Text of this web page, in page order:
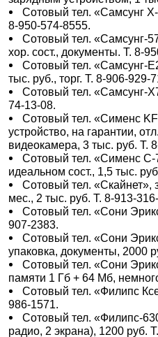
Сотовый тел. «Самсунг Х-
8-950-574-8555.
Сотовый тел. «Самсунг-
хор. сост., документы. Т. 8-
Сотовый тел. «Самсунг-
тыс. руб., торг. Т. 8-906-929-
Сотовый тел. «Самсунг-
74-13-08.
Сотовый тел. «Сименс
устройство, на гарантии,
видеокамера, 3 тыс. руб. Т.
Сотовый тел. «Сименс С-
идеальном сост., 1,5 тыс.
Сотовый тел. «Скайнет»,
мес., 2 тыс. руб. Т. 8-913-
Сотовый тел. «Сони
907-2383.
Сотовый тел. «Сони
упаковка, документы, 2000
Сотовый тел. «Сони
памяти 1 Гб + 64 Мб,
Сотовый тел. «Филипс
986-1571.
Сотовый тел. «Филипс-
радио, 2 экрана), 1200 руб.